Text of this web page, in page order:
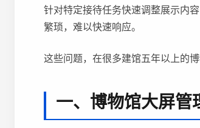
针对特定接待任务快速调整展示内
繁琐，难以快速响应。
这些问题，在很多建馆五年以上的
一、博物馆大屏管